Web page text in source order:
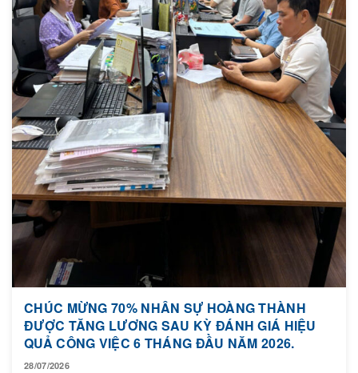
CHÚC MỪNG 70% NHÂN SỰ HOÀNG THÀNH
ĐƯỢC TĂNG LƯƠNG SAU KỲ ĐÁNH GIÁ HIỆU
QUẢ CÔNG VIỆC 6 THÁNG ĐẦU NĂM 2026.
28/07/2026